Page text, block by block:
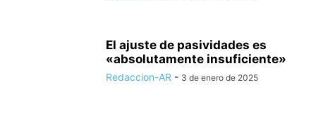
El ajuste de pasividades es
«absolutamente insuficiente»
Redaccion-AR - 3 de enero de 2025